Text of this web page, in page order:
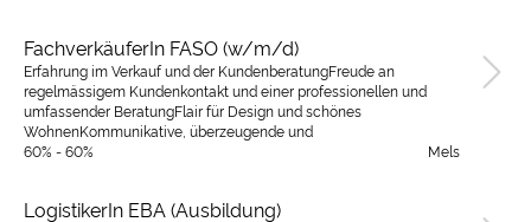
FachverkäuferIn FASO (w/m/d)
Erfahrung im Verkauf und der KundenberatungFreude an
regelmässigem Kundenkontakt und einer professionellen und
umfassender BeratungFlair für Design und schönes
WohnenKommunikative, überzeugende und
60% - 60%
Mels
LogistikerIn EBA (Ausbildung)